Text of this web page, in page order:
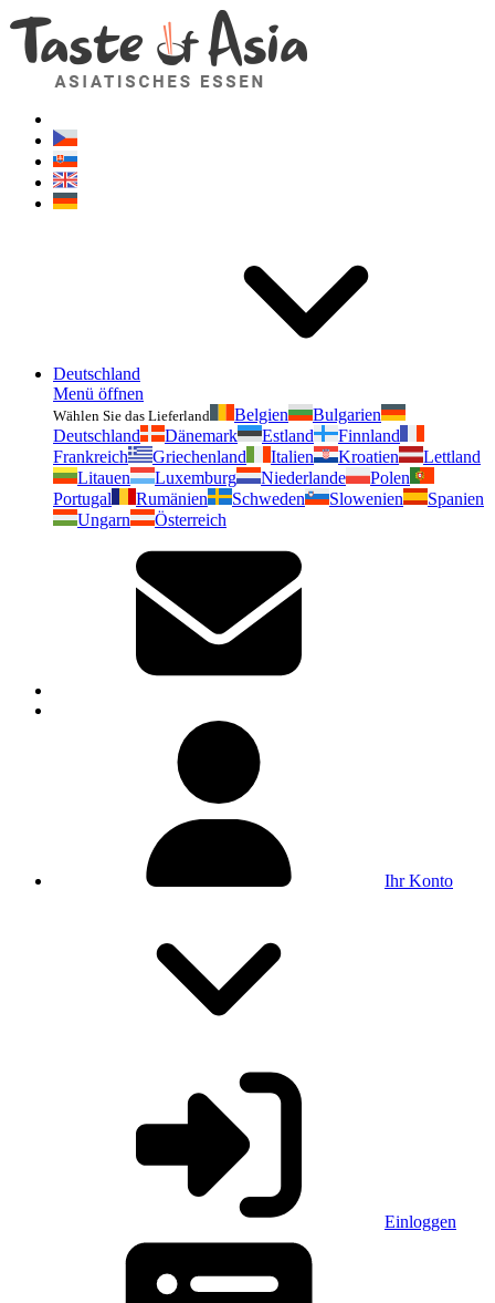
Deutschland
Menü öffnen
Wählen Sie das Lieferland Belgien
Bulgarien
Deutschland
Dänemark Estland
Finnland
Frankreich
Griechenland Italien Kroatien
Lettland
Litauen
Luxemburg Niederlande
Polen
Portugal
Rumänien Schweden Slowenien
Spanien
Ungarn
Österreich
Ihr Konto
Einloggen
Geschmackvonasien.de
Zögern Sie nicht zu fragen. Ich bin für Sie da!